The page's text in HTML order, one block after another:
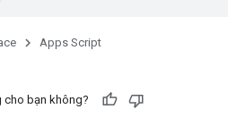
Apps Script
cho bạn không?